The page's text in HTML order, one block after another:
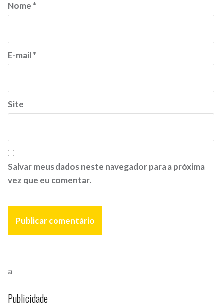
Nome *
E-mail*
Site
Salvar meus dados neste navegador para a próxima
vez que eu comentar.
a
Publicidade